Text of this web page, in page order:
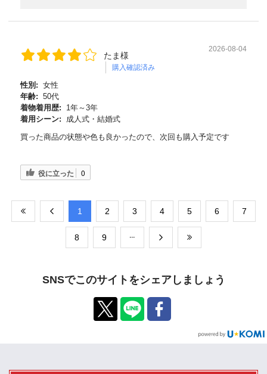
たま様
購入確認済み
2026-08-04
性別: 女性
年齢: 50代
着物着用歴:
1年～3年
着用シーン:
成人式・結婚式
買った商品の状態や色も良かったので、次回も購入予定です
役に立った 0
​1 ​2 ​3 ​4 ​5 ​6 ​7
​8 ​9
SNSでこのサイトをシェアしましょう